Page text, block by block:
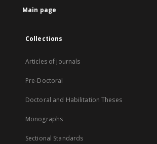
Main page
Collections
Articles of journals
Pre-Doctoral
Doctoral and Habilitation Theses
Monographs
Sectional Standards